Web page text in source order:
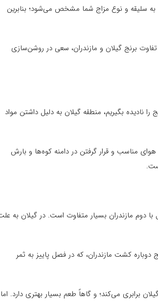
به سلیقه و نوع مزاج شما مشخص می‌شود؛ بنابرین
برنج گیلان و مازندران، سعی در روشن‌سازی
نادیده بگیریم، منطقه گیلان به دلیل داشتن مواد
مناسب و قرار گرفتن در دامنه کوه‌ها و بارش
مازندران بسیار متفاوت است. در گیلان به
دوباره کشت مازندران، که در فصل پاییز به ثمر
برابری می‌کند؛ و گاهاً طعم بسیار بهتری دارد. اما